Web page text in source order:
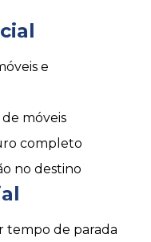
e
móveis
completo
no destino
tempo de parada